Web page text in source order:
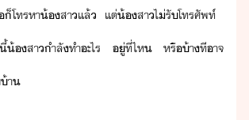
โทร​หา​้​​สา​แล้​ ​แต่​้สา​ไ่​รัโทรศัพท์​
​้สา​ำลั​ทำ​ะไร​ ​ู่​ที่ไห​ ​หรื​้า​ที​าจ​
า